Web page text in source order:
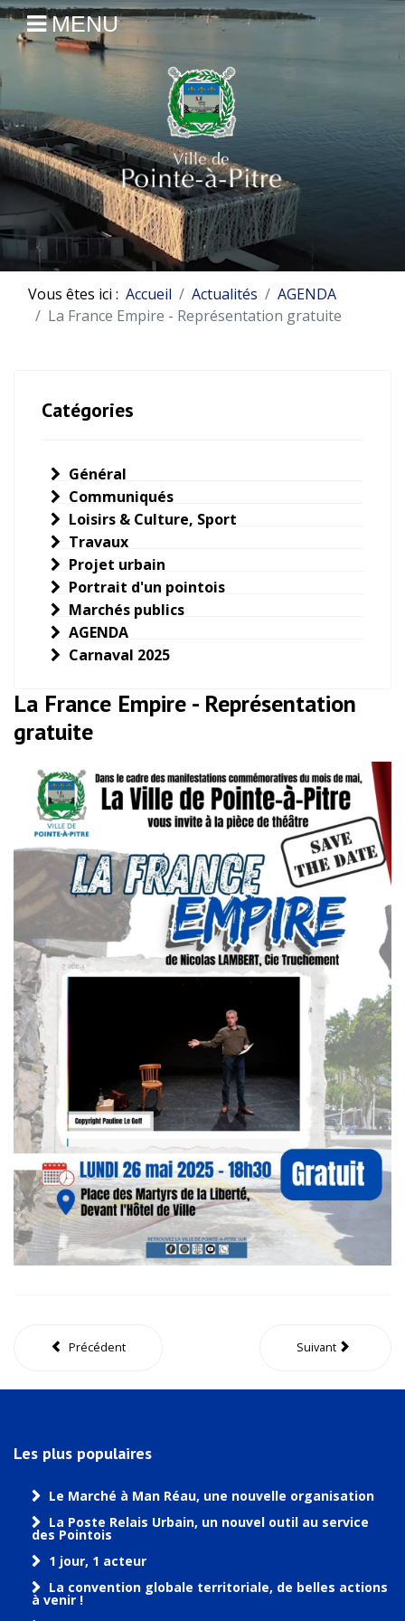
MENU
Vous êtes ici : Accueil Actualités
AGENDA
La France Empire - Représentation gratuite
Catégories
Général
Communiqués
Loisirs & Culture, Sport
Travaux
Projet urbain
Portrait d'un pointois
Marchés publics
AGENDA
Carnaval 2025
La France Empire - Représentation
gratuite
Précédent Suivant
Les plus populaires
Le Marché à Man Réau, une nouvelle organisation
La Poste Relais Urbain, un nouvel outil au service
des Pointois
1 jour, 1 acteur
La convention globale territoriale, de belles actions
à venir !